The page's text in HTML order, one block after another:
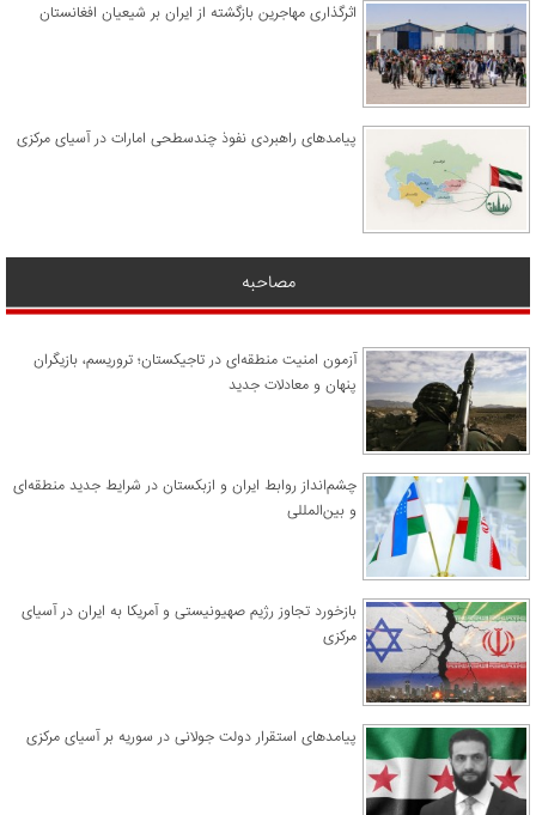
اثرگذاری مهاجرین بازگشته از ایران بر شیعیان افغانستان
پیامدهای راهبردی نفوذ چندسطحی امارات در آسیای مرکزی
مصاحبه
آزمون امنیت منطقه‌ای در تاجیکستان؛ تروریسم، بازیگران
پنهان و معادلات جدید
چشم‌انداز روابط ایران و ازبکستان در شرایط جدید منطقه‌ای
و بین‌المللی
​بازخورد تجاوز رژیم صهیونیستی و آمریکا به ایران در آسیای
مرکزی
پیامدهای استقرار دولت جولانی در سوریه بر آسیای مرکزی